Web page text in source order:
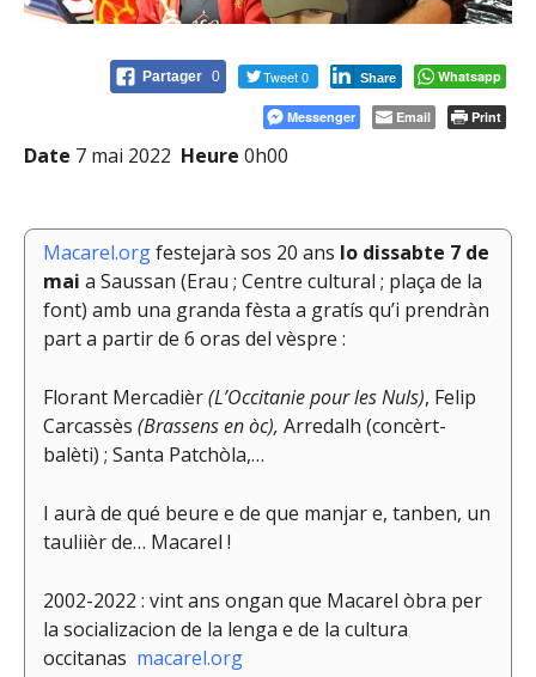
Partager 0 Tweet 0 Share Whatsapp
Messenger Email Print
Date 7 mai 2022 Heure 0h00
Macarel.orgfestejarà sos 20 ans lo dissabte 7 de
mai a Saussan (Erau ; Centre cultural ; plaça de la
font) amb una granda fèsta a gratís qu’i prendràn
part a partir de 6 oras del vèspre :
Florant Mercadièr(L’Occitanie pour les Nuls), Felip
Carcassès (Brassens en òc), Arredalh (concèrt-
balèti) ; Santa Patchòla,…
I aurà de qué beure e de que manjar e, tanben, un
tauliièr de… Macarel !
2002-2022 : vint ans ongan que Macarel òbra per
la socializacion de la lenga e de la cultura
occitanas macarel.org